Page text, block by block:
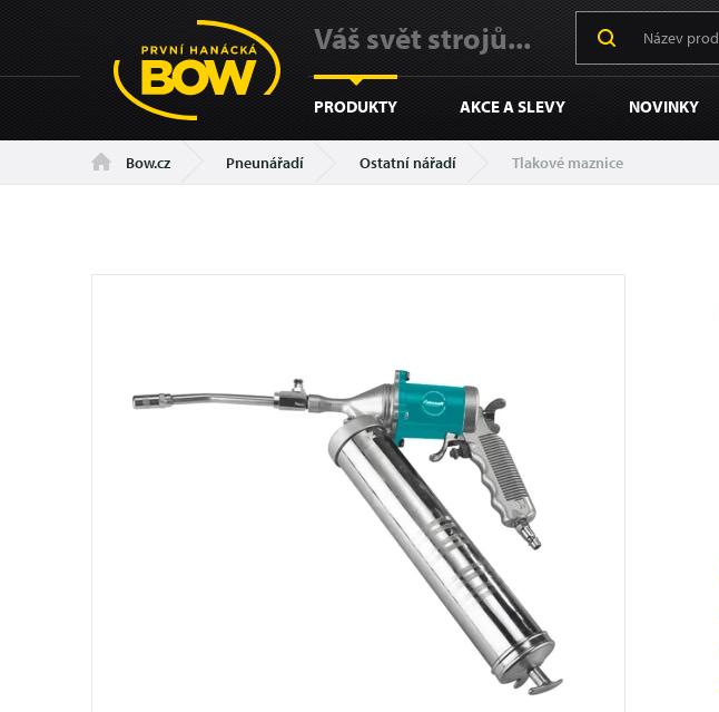
Váš svět strojů...
PRODUKTY AKCE A SLEVY NOVINKY
Bow.cz Pneunářadí Ostatní nářadí Tlakové maznice